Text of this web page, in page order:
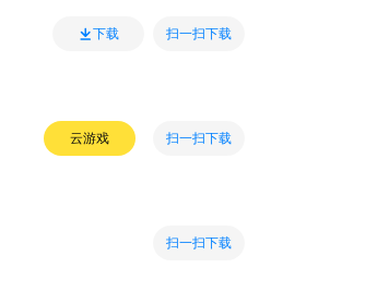
下载 扫一扫下载
云游戏 扫一扫下载
扫一扫下载